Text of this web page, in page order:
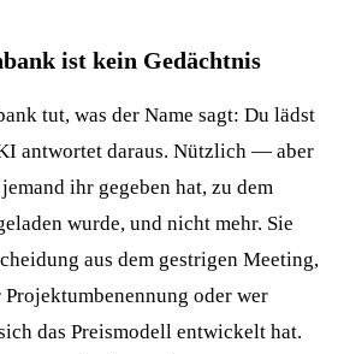
ist kein Gedächtnis
tut, was der Name sagt: Du lädst
antwortet daraus. Nützlich — aber
ihr gegeben hat, zu dem
wurde, und nicht mehr. Sie
aus dem gestrigen Meeting,
oder wer
das Preismodell entwickelt hat.